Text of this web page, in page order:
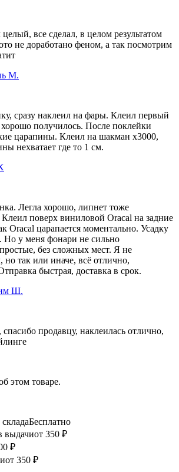
все сделал, в целом результатом
не доработано феном, а так посмотрим
сразу наклеил на фары. Клеил первый
хорошо получилось. После поклейки
царапины. Клеил на шакман х3000,
нехватает где то 1 см.
Легла хорошо, липнет тоже
Клеил поверх виниловой Oracal на задние
Oracal царапается моментально. Усадку
Но у меня фонари не сильно
без сложных мест. Я не
но так или иначе, всё отлично,
быстрая, доставка в срок.
продавцу, наклеилась отлично,
этом товаре.
Бесплатно
выдачиот 350 ₽
₽
от 350 ₽